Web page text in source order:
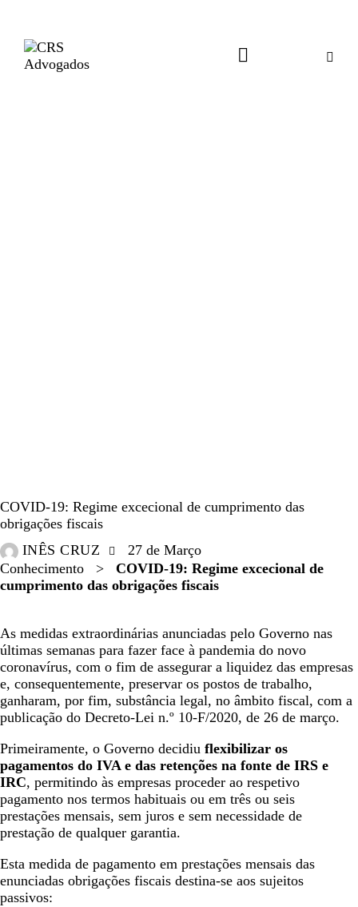
COVID-19: Regime excecional de cumprimento das
obrigações fiscais
INÊS CRUZ
27 de Março
Conhecimento > COVID-19: Regime excecional de
cumprimento das obrigações fiscais
As medidas extraordinárias anunciadas pelo Governo nas
últimas semanas para fazer face à pandemia do novo
coronavírus, com o fim de assegurar a liquidez das empresas
e, consequentemente, preservar os postos de trabalho,
ganharam, por fim, substância legal, no âmbito fiscal, com a
publicação do Decreto-Lei n.º 10-F/2020, de 26 de março.
Primeiramente, o Governo decidiu flexibilizar os
pagamentos do IVA e das retenções na fonte de IRS e
IRC, permitindo às empresas proceder ao respetivo
pagamento nos termos habituais ou em três ou seis
prestações mensais, sem juros e sem necessidade de
prestação de qualquer garantia.
Esta medida de pagamento em prestações mensais das
enunciadas obrigações fiscais destina-se aos sujeitos
passivos: